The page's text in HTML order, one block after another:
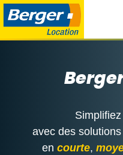
avec des
en courte,